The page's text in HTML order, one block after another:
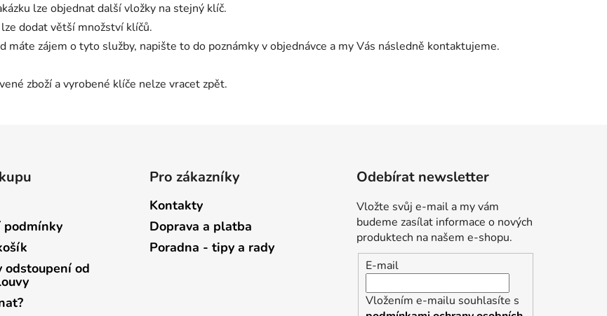
lze objednat další vložky na stejný klíč.
dodat větší množství klíčů.
máte zájem o tyto služby, napište to do poznámky v objednávce a my Vás následně kontaktujeme.
zboží a vyrobené klíče nelze vracet zpět.
podmínky
odstoupení od
Pro zákazníky
Kontakty
Doprava a platba
Poradna - tipy a rady
Odebírat newsletter
Vložte svůj e-mail a my vám
budeme zasílat informace o nových
produktech na našem e-shopu.
E-mail
Vložením e-mailu souhlasíte s